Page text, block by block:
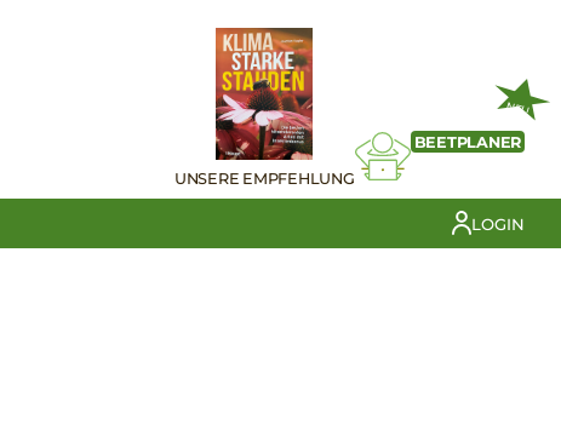
UNSERE EMPFEHLUNG
NEU
BEETPLANER
LOGIN